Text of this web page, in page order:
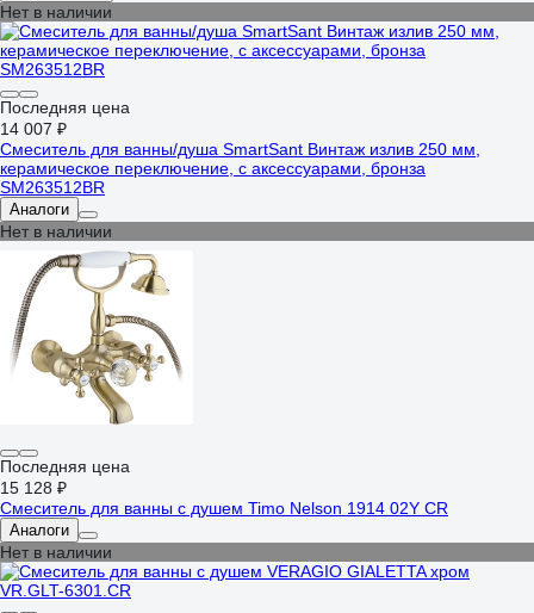
Нет в наличии
Последняя цена
14 007 ₽
Смеситель для ванны/душа SmartSant Винтаж излив 250 мм,
керамическое переключение, с аксессуарами, бронза
SM263512BR
Аналоги
Нет в наличии
Последняя цена
15 128 ₽
Смеситель для ванны с душем Timo Nelson 1914 02Y CR
Аналоги
Нет в наличии